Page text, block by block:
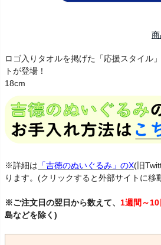
ロゴ入りタオルを掲げた「応援スタイル
トが登場！
18cm
※詳細は 「吉徳のぬいぐるみ」のX(旧
ります。(クリックすると外部サイトに移
※ご注文日の翌日から数えて、 1週間～10
島などを除く)